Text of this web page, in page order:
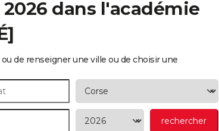
dans l'académie
de renseigner une ville ou de choisir une